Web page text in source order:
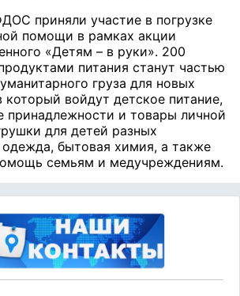
приняли участие в погрузке
помощи в рамках акции
«Детям – в руки». 200
питания станут частью
груза для новых
который войдут детское питание,
принадлежности и товары личной
для детей разных
одежда, бытовая химия, а также
семьям и медучреждениям.